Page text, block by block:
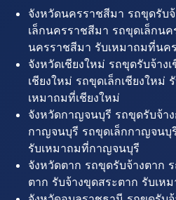
จังหวัดนครราชสีมา รถขุดรับ
เล็กนครราชสีมา รถขุดเล็กน
นครราชสีมา รับเหมาถมที่นค
จังหวัดเชียงใหม่ รถขุดรับจ้าง
เชียงใหม่ รถขุดเล็กเชียงใหม่
เหมาถมที่เชียงใหม่
จังหวัดกาญจนบุรี รถขุดรับจ้า
กาญจนบุรี รถขุดเล็กกาญจนบุ
รับเหมาถมที่กาญจนบุรี
จังหวัดตาก รถขุดรับจ้างตาก
ตาก รับจ้างขุดสระตาก รับเห